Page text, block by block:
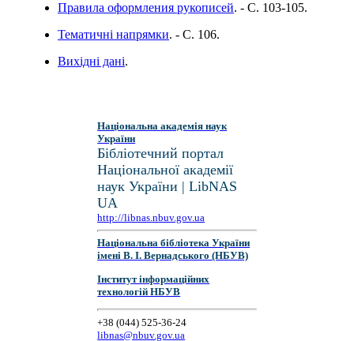
Правила оформления рукописей. - C. 103-105.
Тематичні напрямки. - C. 106.
Вихідні дані.
Національна академія наук
України
Бібліотечний портал
Національної академії
наук України | LibNAS
UA
http://libnas.nbuv.gov.ua
Національна бібліотека України
імені В. І. Вернадського (НБУВ)
Інститут інформаційних
технологій НБУВ
+38 (044) 525-36-24
libnas@nbuv.gov.ua